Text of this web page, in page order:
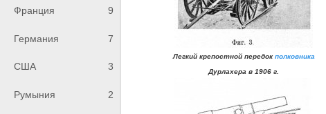
Франция 9
Германия 7
США 3
Румыния 2
Легкий крепостной передокполковника
Дурлахера в 1906 г.